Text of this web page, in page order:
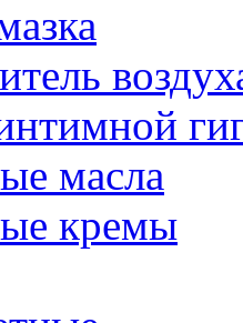
масла
кремы